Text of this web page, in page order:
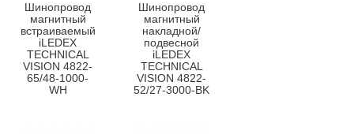
Шинопровод
магнитный
встраиваемый
iLEDEX
TECHNICAL
VISION 4822-
65/48-1000-
WH
Шинопровод
магнитный
накладной/
подвесной
iLEDEX
TECHNICAL
VISION 4822-
52/27-3000-BK